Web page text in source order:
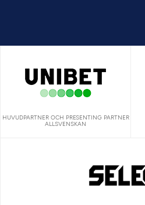
HUVUDPARTNER OCH PRESENTING PARTNER
ALLSVENSKAN